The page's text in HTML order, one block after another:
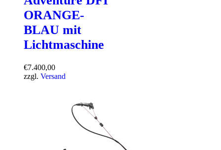
ORANGE-
BLAU mit
Lichtmaschine
€7.400,00
zzgl. Versand